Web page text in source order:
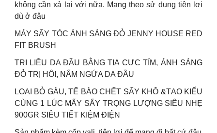
không cần xả lại với nữa. Mang theo sử dụng tiện lợi
dù ở đâu
MÁY SẤY TÓC ÁNH SÁNG ĐỎ JENNY HOUSE RED
FIT BRUSH
TRỊ LIỆU DA ĐẦU BẰNG TIA CỰC TÍM, ÁNH SÁNG
ĐỎ TRỊ HÔI, NẤM NGỨA DA ĐẦU
LOẠI BỎ GÀU, TẾ BÀO CHẾT SẤY KHÔ &TẠO KIỂU
CÙNG 1 LÚC MẤY SẤY TRỌNG LƯỢNG SIÊU NHẸ
900GR SIÊU TIẾT KIỆM ĐIỆN